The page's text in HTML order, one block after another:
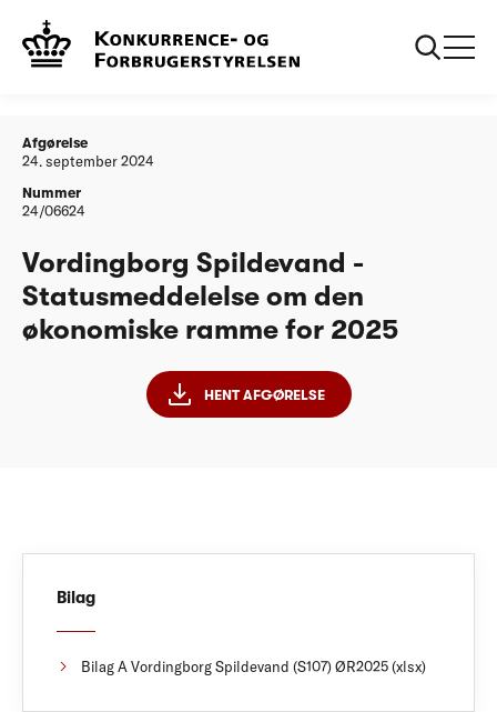
Vordingborg Spildevand
A/S - Afgørelse om den
økonomiske ramme for
Statusmeddelelse om den
økonomiske ramme for 2025
Afgørelse
24. september 2024
Nummer
24/06624
Vordingborg Spildevand -
Statusmeddelelse om den
økonomiske ramme for 2025
HENT AFGØRELSE
Bilag
Bilag A Vordingborg Spildevand (S107) ØR2025 (xlsx)